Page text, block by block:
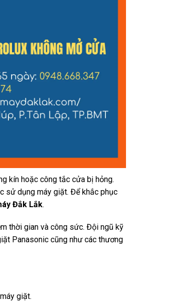
kín hoặc công tắc cửa bị hỏng.
sử dụng máy giặt. Để khắc phục
Đắk Lắk.
thời gian và công sức. Đội ngũ kỹ
Panasonic cũng như các thương
giặt.